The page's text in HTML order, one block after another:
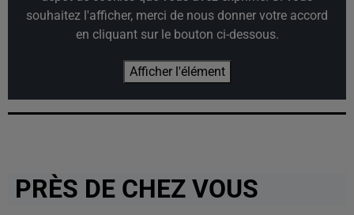
souhaitez l'afficher, merci de nous donner votre accord
en cliquant sur le bouton ci-dessous.
Afficher l'élément
PRÈS DE CHEZ VOUS